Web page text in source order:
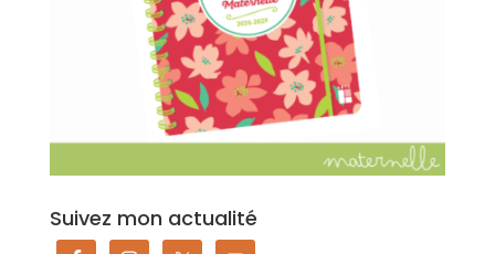
Suivez mon actualité